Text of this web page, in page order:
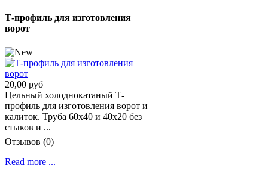
Т-профиль для изготовления
ворот
20,00 руб
Цельный холоднокатаный Т-
профиль для изготовления ворот и
калиток. Труба 60х40 и 40х20 без
стыков и ...
Отзывов (0)
Read more ...